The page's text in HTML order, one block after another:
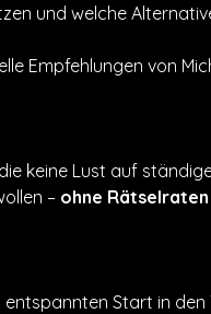
und welche
Empfehlungen von
keine Lust auf
– ohne
Start in den